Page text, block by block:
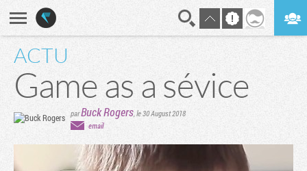
ACTU
Game as a sévice
parBuck Rogers,le 30 August 2018
email